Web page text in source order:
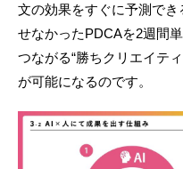
文の効果をすぐに予測で
せなかったPDCAを2週間
つながる“勝ちクリエイテ
が可能になるのです。